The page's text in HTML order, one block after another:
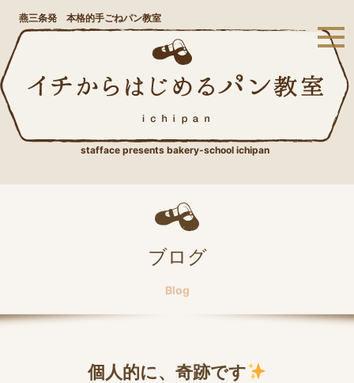
燕三条発 本格的手ごねパン教室
stafface presents bakery-school ichipan
ブログ
Blog
個人的に、奇跡です